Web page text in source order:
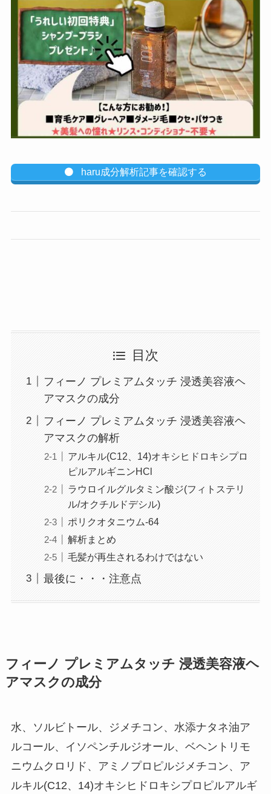
haru成分解析記事を確認する
目次
フィーノ プレミアムタッチ 浸透美容液ヘ
アマスクの成分
フィーノ プレミアムタッチ 浸透美容液ヘ
アマスクの解析
アルキル(C12、14)オキシヒドロキシプロ
ピルアルギニンHCl
ラウロイルグルタミン酸ジ(フィトステリ
ル/オクチルドデシル)
ポリクオタニウム-64
解析まとめ
毛髪が再生されるわけではない
最後に・・・注意点
フィーノ プレミアムタッチ 浸透美容液ヘ
アマスクの成分
水、ソルビトール、ジメチコン、水添ナタネ油ア
ルコール、イソペンチルジオール、ベヘントリモ
ニウムクロリド、アミノプロピルジメチコン、ア
ルキル(C12、14)オキシヒドロキシプロピルアルギ